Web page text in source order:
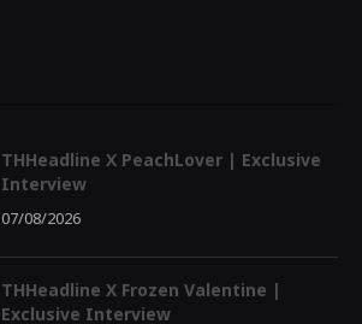
THHeadline X PeachLover | Exclusive
Interview
07/08/2026
THHeadline X Frozen Valentine |
Exclusive Interview